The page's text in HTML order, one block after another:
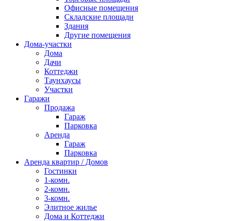
Офисные помещения
Складские площади
Здания
Другие помещения
Дома-участки
Дома
Дачи
Коттеджи
Таунхаусы
Участки
Гаражи
Продажа
Гараж
Парковка
Аренда
Гараж
Парковка
Аренда квартир / Домов
Гостинки
1-комн.
2-комн.
3-комн.
Элитное жилье
Дома и Коттеджи